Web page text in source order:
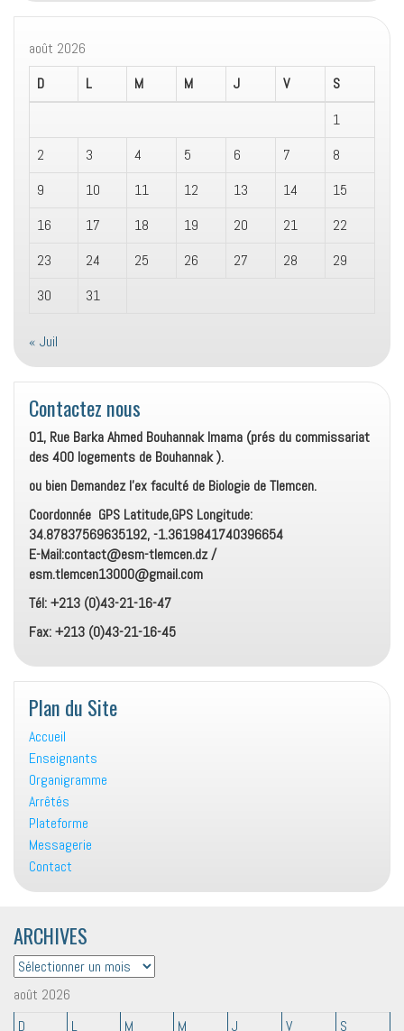
août 2026
D
L M M J V
S
1
2
3 4 5 6 7
8
9
10 11 12 13 14
15
16
17 18 19 20 21
22
23
24 25 26 27 28
29
30
31
« Juil
Contactez nous
01, Rue Barka Ahmed Bouhannak Imama (prés du commissariat
des 400 logements de Bouhannak ).
ou bien Demandez l’ex faculté de Biologie de Tlemcen.
Coordonnée GPS Latitude,GPS Longitude:
34.87837569635192, -1.3619841740396654
E-Mail:contact@esm-tlemcen.dz /
esm.tlemcen13000@gmail.com
Tél: +213 (0)43-21-16-47
Fax: +213 (0)43-21-16-45
Plan du Site
Accueil
Enseignants
Organigramme
Arrêtés
Plateforme
Messagerie
Contact
ARCHIVES
ARCHIVES
août 2026
D
L M M J V S